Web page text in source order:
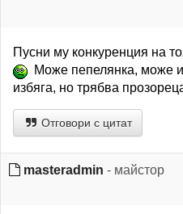
Пусни му конкуренция на
Може пепелянка, може
избяга, но трябва
Отговори с цитат
masteradmin - майстор